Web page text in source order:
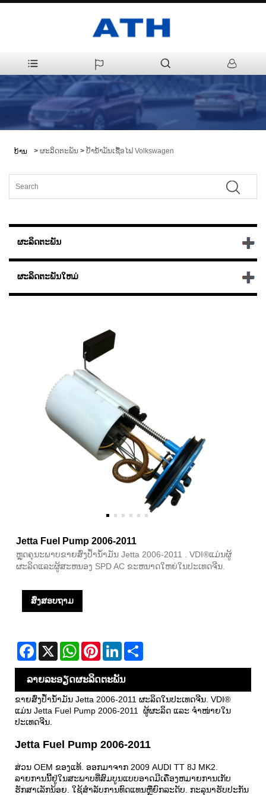
ບ້ານ > ຜະລິດຕະພັນ > ປ້ໍານ້ໍາມັນເຊື້ອໄຟ Volkswagen
ຜະລິດຕະພັນ
ຜະລິດຕະພັນໃຫມ່
Jetta Fuel Pump 2006-2011
ຫຼຸດຄຸນະພາບຂາຍສົ່ງປ້ຳນ້ຳມັນ Jetta 2006-2011 . VDI®ແມ່ນຜູ້
ຜະລິດແລະຜູ້ສະຫນອງ SPD AC ຂະຫນາດໃຫຍ່ໃນປະເທດຈີນ.
ສົ່ງສອບຖາມ
Facebook
X WhatsAppPinterestLinkedIn
ລາຍ​ລະ​ອຽດ​ຜະ​ລິດ​ຕະ​ພັນ
ຂາຍສົ່ງປ້ຳນ້ຳມັນ Jetta 2006-2011 ຜະລິດໃນປະເທດຈີນ. VDI®
ແມ່ນ Jetta Fuel Pump 2006-2011 ຜູ້ຜະລິດ ແລະ ຈຳໜ່າຍໃນ
ປະເທດຈີນ.
Jetta Fuel Pump 2006-2011
ສ່ວນ OEM ຂອງແທ້. ອອກມາຈາກ 2009 AUDI TT 8J MK2.
ລາຍການນີ້ຢູ່ໃນສະພາບທີ່ສົມບູນແບບອາດມີເຄື່ອງຫມາຍການເກັບ
ຮັກສາເລັກນ້ອຍ. ໃຊ້ສໍາລັບການທົດແທນຫຼືຍົກລະດັບ. ກະ​ລຸ​ນາ​ຮັບ​ປະ​ກັນ​